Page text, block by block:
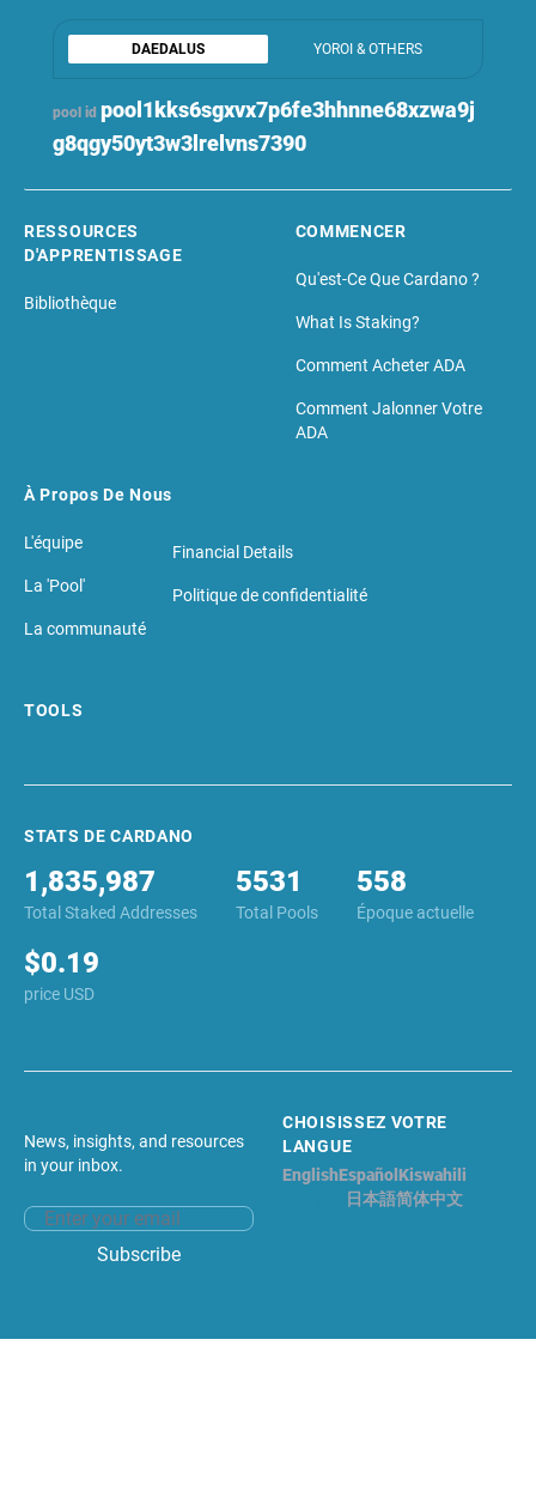
DAEDALUS YOROI & OTHERS
pool id pool1kks6sgxvx7p6fe3hhnne68xzwa9j
g8qgy50yt3w3lrelvns7390
RESSOURCES
D'APPRENTISSAGE
Bibliothèque
COMMENCER
Qu'est-Ce Que Cardano ?
What Is Staking?
Comment Acheter ADA
Comment Jalonner Votre
ADA
À Propos De Nous
L'équipe
La 'Pool'
La communauté
Financial Details
Politique de confidentialité
TOOLS
STATS DE CARDANO
Total Staked Addresses
1,835,987
Total Pools
5531
Époque actuelle
558
price USD
$0.19
News, insights, and resources
in your inbox.
Email address
Subscribe
CHOISISSEZ VOTRE
LANGUE
EnglishEspañolKiswahili
日本語简体中文